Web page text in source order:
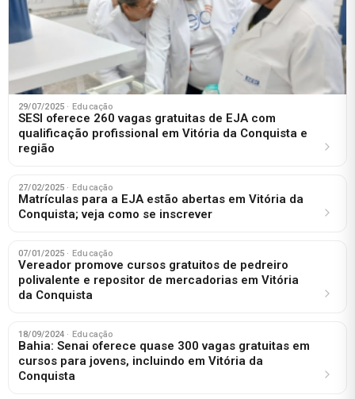
29/07/2025 · Educação
SESI oferece 260 vagas gratuitas de EJA com
qualificação profissional em Vitória da Conquista e
região
27/02/2025 · Educação
Matrículas para a EJA estão abertas em Vitória da
Conquista; veja como se inscrever
07/01/2025 · Educação
Vereador promove cursos gratuitos de pedreiro
polivalente e repositor de mercadorias em Vitória
da Conquista
18/09/2024 · Educação
Bahia: Senai oferece quase 300 vagas gratuitas em
cursos para jovens, incluindo em Vitória da
Conquista